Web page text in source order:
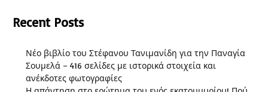
Recent Posts
Νέο βιβλίο του Στέφανου Τανιμανίδη για την Παναγία
Σουμελά – 416 σελίδες με ιστορικά στοιχεία και
ανέκδοτες φωτογραφίες